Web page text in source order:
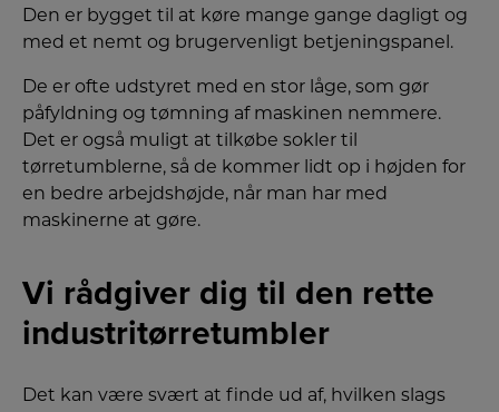
Den er bygget til at køre mange gange dagligt og
med et nemt og brugervenligt betjeningspanel.
De er ofte udstyret med en stor låge, som gør
påfyldning og tømning af maskinen nemmere.
Det er også muligt at tilkøbe sokler til
tørretumblerne, så de kommer lidt op i højden for
en bedre arbejdshøjde, når man har med
maskinerne at gøre.
Vi rådgiver dig til den rette
industritørretumbler
Det kan være svært at finde ud af, hvilken slags